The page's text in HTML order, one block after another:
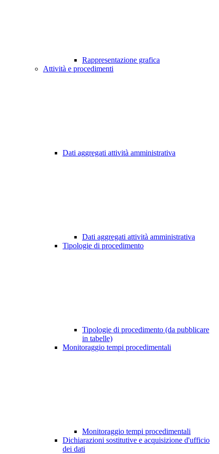
Rappresentazione grafica
Attività e procedimenti
Dati aggregati attività amministrativa
Dati aggregati attività amministrativa
Tipologie di procedimento
Tipologie di procedimento (da pubblicare
in tabelle)
Monitoraggio tempi procedimentali
Monitoraggio tempi procedimentali
Dichiarazioni sostitutive e acquisizione d'ufficio
dei dati